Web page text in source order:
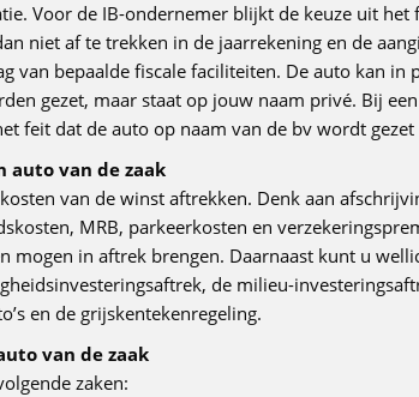
Voor de IB-ondernemer blijkt de keuze uit
niet af te trekken in de jaarrekening en de
van bepaalde fiscale faciliteiten. De auto kan
gezet, maar staat op jouw naam privé. Bij
feit dat de auto op naam van de bv wordt
auto van de zaak
van de winst aftrekken. Denk aan
MRB, parkeerkosten en
mogen in aftrek brengen. Daarnaast kunt u
de milieu-
en de grijskentekenregeling.
van de zaak
zaken: